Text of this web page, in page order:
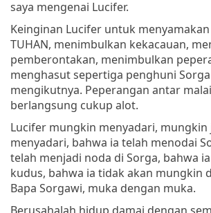
saya mengenai Lucifer.
Keinginan Lucifer untuk
TUHAN, menimbulkan kekacauan,
pemberontakan, menimbulkan
menghasut sepertiga penghuni
mengikutnya. Peperangan antar
berlangsung cukup alot.
Lucifer mungkin menyadari, mungkin
menyadari, bahwa ia telah menodai
telah menjadi noda di Sorga, bahwa
kudus, bahwa ia tidak akan mungkin
Bapa Sorgawi, muka dengan muka.
Berusahalah hidup damai dengan